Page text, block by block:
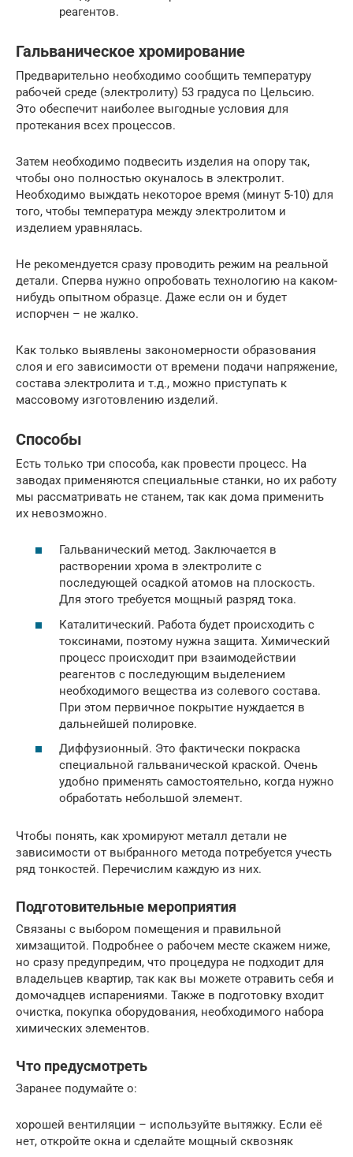
реагентов.
Гальваническое хромирование
Предварительно необходимо сообщить температуру
рабочей среде (электролиту) 53 градуса по Цельсию.
Это обеспечит наиболее выгодные условия для
протекания всех процессов.
Затем необходимо подвесить изделия на опору так,
чтобы оно полностью окуналось в электролит.
Необходимо выждать некоторое время (минут 5-10) для
того, чтобы температура между электролитом и
изделием уравнялась.
Не рекомендуется сразу проводить режим на реальной
детали. Сперва нужно опробовать технологию на каком-
нибудь опытном образце. Даже если он и будет
испорчен – не жалко.
Как только выявлены закономерности образования
слоя и его зависимости от времени подачи напряжение,
состава электролита и т.д., можно приступать к
массовому изготовлению изделий.
Способы
Есть только три способа, как провести процесс. На
заводах применяются специальные станки, но их работу
мы рассматривать не станем, так как дома применить
их невозможно.
Гальванический метод. Заключается в
растворении хрома в электролите с
последующей осадкой атомов на плоскость.
Для этого требуется мощный разряд тока.
Каталитический. Работа будет происходить с
токсинами, поэтому нужна защита. Химический
процесс происходит при взаимодействии
реагентов с последующим выделением
необходимого вещества из солевого состава.
При этом первичное покрытие нуждается в
дальнейшей полировке.
Диффузионный. Это фактически покраска
специальной гальванической краской. Очень
удобно применять самостоятельно, когда нужно
обработать небольшой элемент.
Чтобы понять, как хромируют металл детали не
зависимости от выбранного метода потребуется учесть
ряд тонкостей. Перечислим каждую из них.
Подготовительные мероприятия
Связаны с выбором помещения и правильной
химзащитой. Подробнее о рабочем месте скажем ниже,
но сразу предупредим, что процедура не подходит для
владельцев квартир, так как вы можете отравить себя и
домочадцев испарениями. Также в подготовку входит
очистка, покупка оборудования, необходимого набора
химических элементов.
Что предусмотреть
Заранее подумайте о:
хорошей вентиляции – используйте вытяжку. Если её
нет, откройте окна и сделайте мощный сквозняк